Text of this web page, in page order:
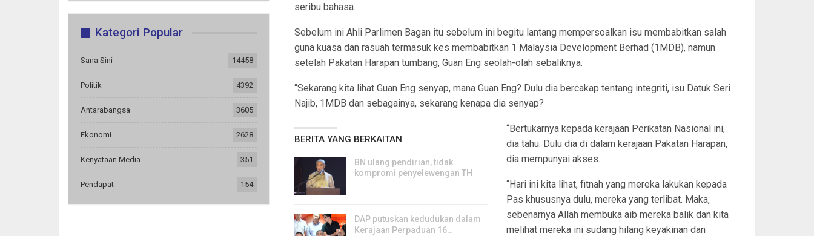
seribu bahasa.
Sebelum ini Ahli Parlimen Bagan itu sebelum ini begitu lantang mempersoalkan isu membabitkan salah
guna kuasa dan rasuah termasuk kes membabitkan 1 Malaysia Development Berhad (1MDB), namun
setelah Pakatan Harapan tumbang, Guan Eng seolah-olah sebaliknya.
“Sekarang kita lihat Guan Eng senyap, mana Guan Eng? Dulu dia bercakap tentang integriti, isu Datuk Seri
Najib, 1MDB dan sebagainya, sekarang kenapa dia senyap?
BERITA YANG BERKAITAN
BN ulang pendirian, tidak
kompromi penyelewengan TH
DAP putuskan kedudukan dalam
Kerajaan Perpaduan 16…
“Bertukarnya kepada kerajaan Perikatan Nasional ini,
dia tahu. Dulu dia di dalam kerajaan Pakatan Harapan,
dia mempunyai akses.
“Hari ini kita lihat, fitnah yang mereka lakukan kepada
Pas khususnya dulu, mereka yang terlibat. Maka,
sebenarnya Allah membuka aib mereka balik dan kita
melihat mereka ini sudang hilang keyakinan dan
Kategori Popular
Sana Sini 14458
Politik 4392
Antarabangsa 3605
Ekonomi 2628
Kenyataan Media 351
Pendapat 154